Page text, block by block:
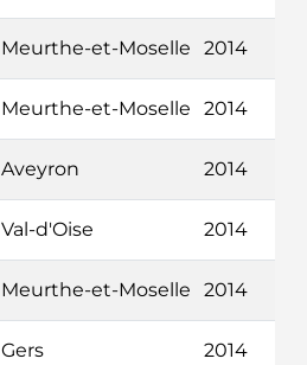
Meurthe-et-Moselle 2014
Meurthe-et-Moselle 2014
Aveyron 2014
Val-d'Oise 2014
Meurthe-et-Moselle 2014
Gers 2014